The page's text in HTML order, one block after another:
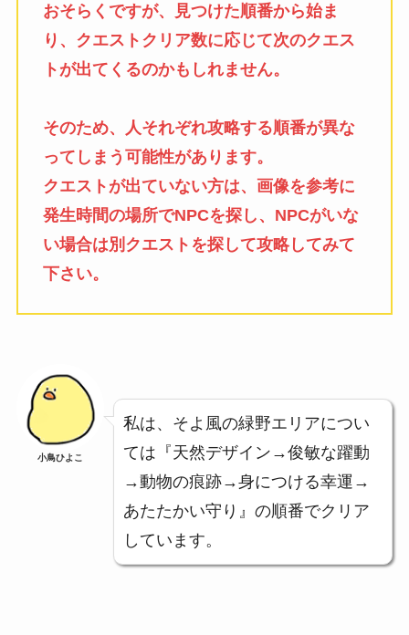
おそらくですが、見つけた順番から始ま
り、クエストクリア数に応じて次のクエス
トが出てくるのかもしれません。
そのため、人それぞれ攻略する順番が異な
ってしまう可能性があります。
クエストが出ていない方は、画像を参考に
発生時間の場所でNPCを探し、NPCがいな
い場合は別クエストを探して攻略してみて
下さい。
小鳥ひよこ
私は、そよ風の緑野エリアについ
ては『天然デザイン→俊敏な躍動
→動物の痕跡→身につける幸運→
あたたかい守り』の順番でクリア
しています。